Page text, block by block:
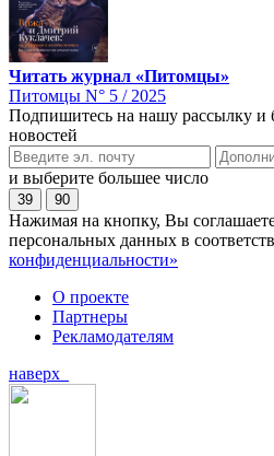
Читать журнал «Питомцы»
Питомцы N° 5 / 2025
Подпишитесь на нашу рассылку и
новостей
и выберите большее число
39 90
Нажимая на кнопку, Вы
персональных данных в
конфиденциальности»
О проекте
Партнеры
Рекламодателям
наверх